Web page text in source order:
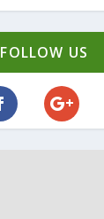
FOLLOW US